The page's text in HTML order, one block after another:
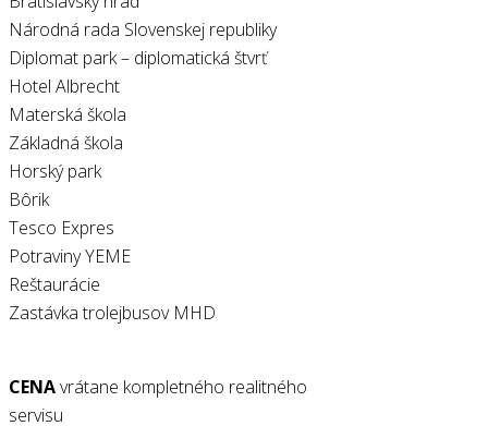
Národná rada Slovenskej republiky
Diplomat park – diplomatická štvrť
Hotel Albrecht
Materská škola
Základná škola
Horský park
Bôrik
Tesco Expres
Potraviny YEME
Reštaurácie
Zastávka trolejbusov MHD
CENAvrátane kompletného realitného
servisu